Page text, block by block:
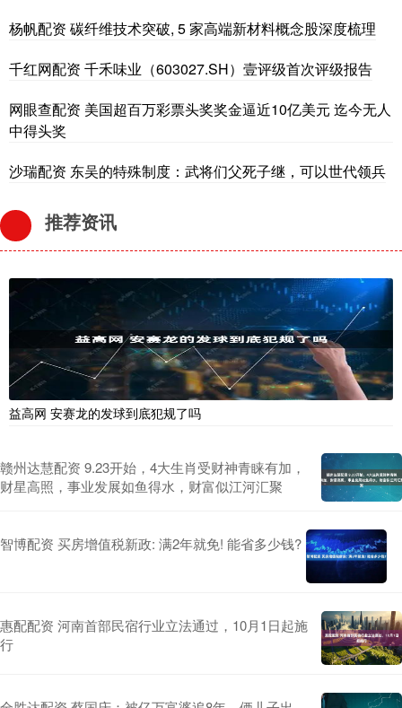
杨帆配资 碳纤维技术突破, 5 家高端新材料概念股深度梳理
千红网配资 千禾味业（603027.SH）壹评级首次评级报告
网眼查配资 美国超百万彩票头奖奖金逼近10亿美元 迄今无人
中得头奖
沙瑞配资 东吴的特殊制度：武将们父死子继，可以世代领兵
推荐资讯
益高网 安赛龙的发球到底犯规了吗
赣州达慧配资 9.23开始，4大生肖受财神青睐有加，
财星高照，事业发展如鱼得水，财富似江河汇聚
智博配资 买房增值税新政: 满2年就免! 能省多少钱?
惠配配资 河南首部民宿行业立法通过，10月1日起施
行